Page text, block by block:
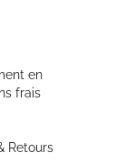
en
frais
Retours